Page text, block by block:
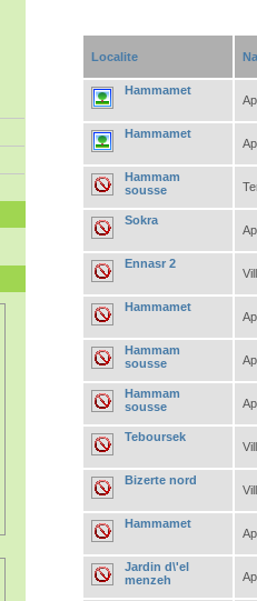
Localite
Hammamet
Hammamet
Hammam
sousse
Sokra
Ennasr 2
Hammamet
Hammam
sousse
Hammam
sousse
Teboursek
Bizerte nord
Hammamet
Jardin d\'el
menzeh